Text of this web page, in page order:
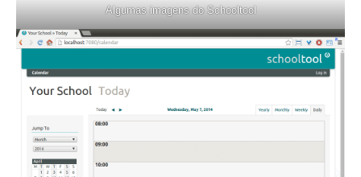
Algumas imagens do Schooltool